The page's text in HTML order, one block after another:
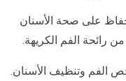
على صحة الأسنان
رائحة الفم الكريهة.